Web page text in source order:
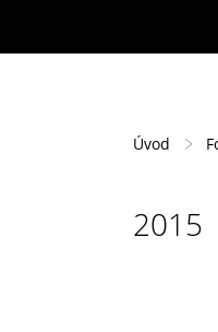
Úvod
2015